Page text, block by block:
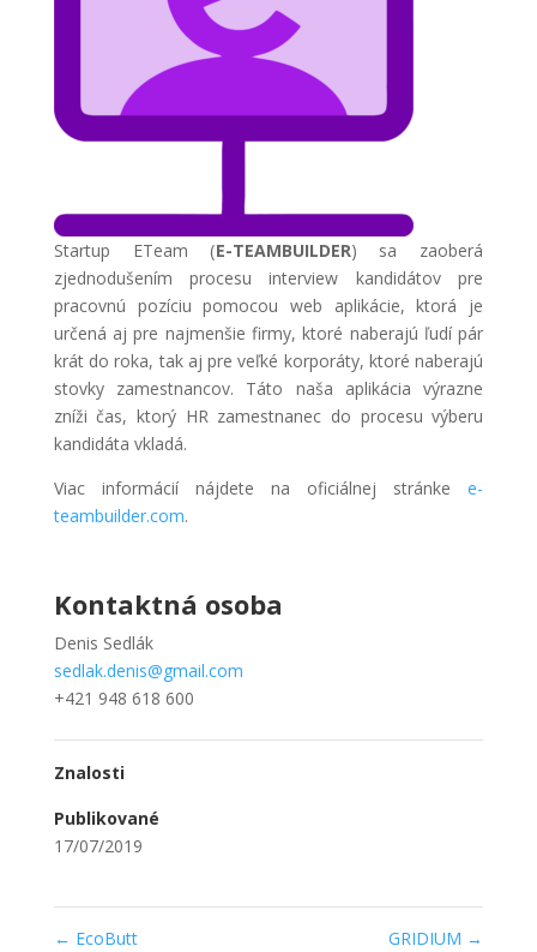
Startup ETeam (E-TEAMBUILDER) sa zaoberá
zjednodušením procesu interview kandidátov pre
pracovnú pozíciu pomocou web aplikácie, ktorá je
určená aj pre najmenšie firmy, ktoré naberajú ľudí pár
krát do roka, tak aj pre veľké korporáty, ktoré naberajú
stovky zamestnancov. Táto naša aplikácia výrazne
zníži čas, ktorý HR zamestnanec do procesu výberu
kandidáta vkladá.
Viac informácií nájdete na oficiálnej stránkee-
teambuilder.com.
Kontaktná osoba
Denis Sedlák
sedlak.denis@gmail.com
+421 948 618 600
Znalosti
Publikované
17/07/2019
← EcoButt GRIDIUM →